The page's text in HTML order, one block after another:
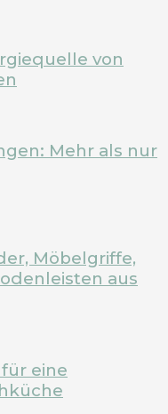
von
Mehr als nur
Möbelgriffe,
aus
eine